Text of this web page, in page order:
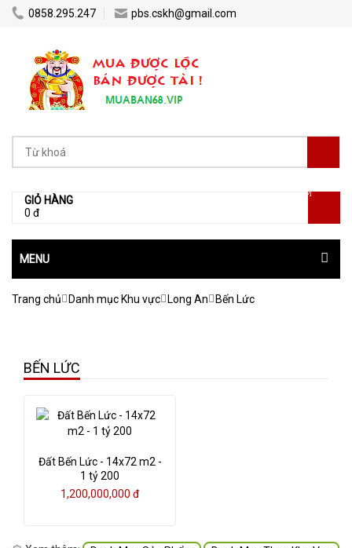
0858.295.247 pbs.cskh@gmail.com
GIỎ HÀNG
0 đ
[0]
MENU
Trang chủ Danh mục Khu vực Long An Bến Lức
BẾN LỨC
Đất Bến Lức - 14x72 m2 -
1 tỷ 200
1,200,000,000 đ